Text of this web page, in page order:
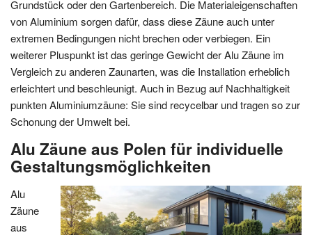
Grundstück oder den Gartenbereich. Die Materialeigenschaften
von Aluminium sorgen dafür, dass diese Zäune auch unter
extremen Bedingungen nicht brechen oder verbiegen. Ein
weiterer Pluspunkt ist das geringe Gewicht der Alu Zäune im
Vergleich zu anderen Zaunarten, was die Installation erheblich
erleichtert und beschleunigt. Auch in Bezug auf Nachhaltigkeit
punkten Aluminiumzäune: Sie sind recycelbar und tragen so zur
Schonung der Umwelt bei.
Alu Zäune aus Polen für individuelle
Gestaltungsmöglichkeiten
Alu
Zäune
aus